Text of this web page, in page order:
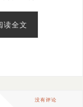
读全文
没有评论